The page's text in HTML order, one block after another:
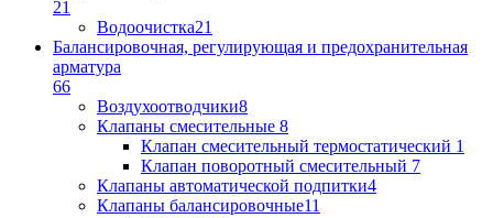
21
Водоочистка21
Балансировочная, регулирующая и предохранительная
арматура
66
Воздухоотводчики8
Клапаны cмесительные 8
Клапан cмесительный термостатический 1
Клапан поворотный cмесительный 7
Клапаны автоматической подпитки4
Клапаны балансировочные11